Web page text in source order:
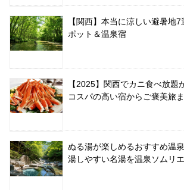
【関西】本当に涼しい避暑
ポット＆温泉宿
【2025】関西でカニ食べ放題
コスパの高い宿からご褒美旅
ぬる湯が楽しめるおすすめ温
湯しやすい名湯を温泉ソムリ